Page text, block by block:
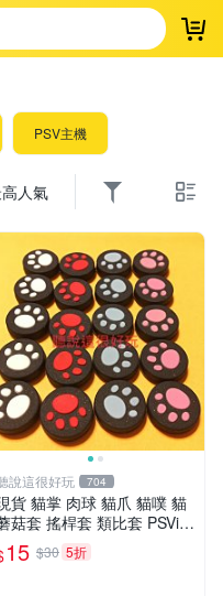
登
PSV主機
人氣
說這很好玩 704
貨 貓掌 肉球 貓爪 貓噗 貓
菇套 搖桿套 類比套 PSVita
PSV 1000 2000 1007 2007
15 $30 5折